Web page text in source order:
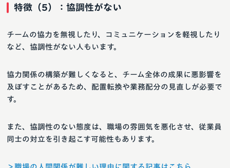
特徴（5）：協調性がない
チームの協力を無視したり、コミュニケーションを軽視したり
など、協調性がない人もいます。
協力関係の構築が難しくなると、チーム全体の成果に悪影響を
及ぼすことがあるため、配置転換や業務配分の見直しが必要で
す。
また、協調性のない態度は、職場の雰囲気を悪化させ、従業員
同士の対立を引き起こす可能性もあります。